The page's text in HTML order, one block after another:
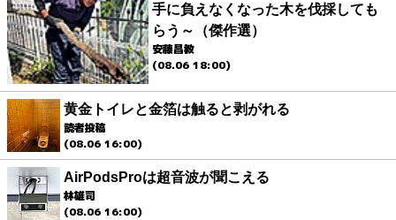
手に負えなくなった木を伐採しても
らう～（傑作選）
安藤昌教
(08.06 18:00)
黄金トイレと金箔は触ると剥がれる
読者投稿
(08.06 16:00)
AirPodsProは超音波が聞こえる
林雄司
(08.06 16:00)